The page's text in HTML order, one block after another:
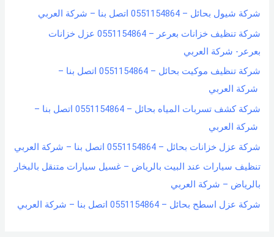
شركة شيول بحائل – 0551154864 اتصل بنا – شركة العربي
شركة تنظيف خزانات بعرعر – 0551154864 عزل خزانات
بعرعر- شركة العربي
شركة تنظيف موكيت بحائل – 0551154864 اتصل بنا –
شركة العربي
شركة كشف تسربات المياه بحائل – 0551154864 اتصل بنا –
شركة العربي
شركة عزل خزانات بحائل – 0551154864 اتصل بنا – شركة العربي
تنظيف سيارات عند البيت بالرياض – غسيل سيارات متنقل بالبخار
بالرياض – شركة العربي
شركة عزل اسطح بحائل – 0551154864 اتصل بنا – شركة العربي